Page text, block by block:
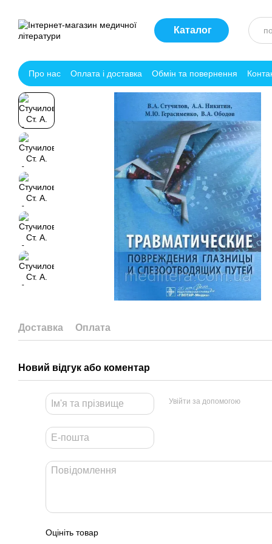
Каталог
Про нас Оплата і доставка Обмін та повернення
Доставка Оплата
Новий відгук або коментар
Увійти за допомогою
Оцініть товар